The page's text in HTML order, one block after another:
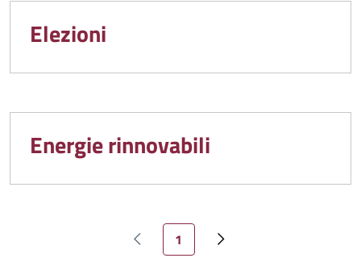
Elezioni
Energie rinnovabili
Pagina precedente
Pagina attuale
1 Pagina successiva